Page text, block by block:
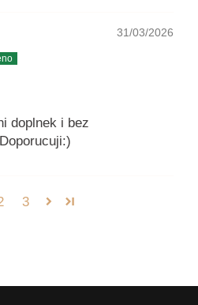
31/03/2026
doplnek i bez
3